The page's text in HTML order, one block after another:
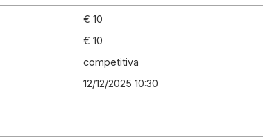
€ 10
€ 10
competitiva
12/12/2025 10:30